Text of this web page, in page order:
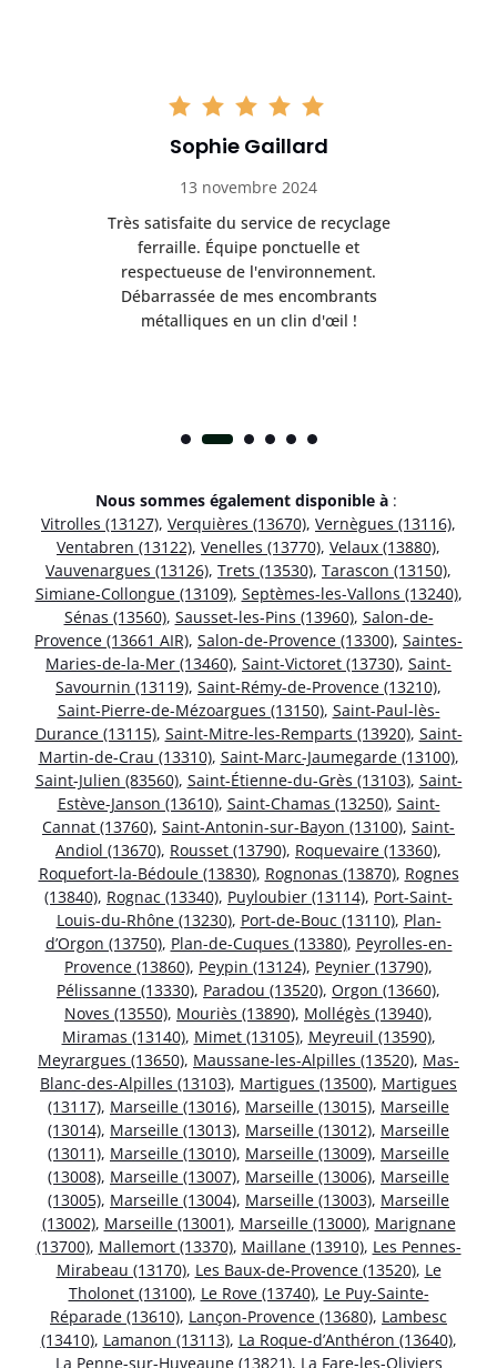
Sophie Gaillard
13 novembre 2024
Très satisfaite du service de recyclage
ferraille. Équipe ponctuelle et
respectueuse de l'environnement.
Débarrassée de mes encombrants
métalliques en un clin d'œil !
Nous sommes également disponible à :
Vitrolles (13127), Verquières (13670), Vernègues (13116),
Ventabren (13122), Venelles (13770), Velaux (13880),
Vauvenargues (13126), Trets (13530), Tarascon (13150),
Simiane-Collongue (13109), Septèmes-les-Vallons (13240),
Sénas (13560), Sausset-les-Pins (13960), Salon-de-
Provence (13661 AIR), Salon-de-Provence (13300), Saintes-
Maries-de-la-Mer (13460), Saint-Victoret (13730), Saint-
Savournin (13119), Saint-Rémy-de-Provence (13210),
Saint-Pierre-de-Mézoargues (13150), Saint-Paul-lès-
Durance (13115), Saint-Mitre-les-Remparts (13920), Saint-
Martin-de-Crau (13310), Saint-Marc-Jaumegarde (13100),
Saint-Julien (83560), Saint-Étienne-du-Grès (13103), Saint-
Estève-Janson (13610), Saint-Chamas (13250), Saint-
Cannat (13760), Saint-Antonin-sur-Bayon (13100), Saint-
Andiol (13670), Rousset (13790), Roquevaire (13360),
Roquefort-la-Bédoule (13830), Rognonas (13870), Rognes
(13840), Rognac (13340), Puyloubier (13114), Port-Saint-
Louis-du-Rhône (13230), Port-de-Bouc (13110), Plan-
d’Orgon (13750), Plan-de-Cuques (13380), Peyrolles-en-
Provence (13860), Peypin (13124), Peynier (13790),
Pélissanne (13330), Paradou (13520), Orgon (13660),
Noves (13550), Mouriès (13890), Mollégès (13940),
Miramas (13140), Mimet (13105), Meyreuil (13590),
Meyrargues (13650), Maussane-les-Alpilles (13520), Mas-
Blanc-des-Alpilles (13103), Martigues (13500), Martigues
(13117), Marseille (13016), Marseille (13015), Marseille
(13014), Marseille (13013), Marseille (13012), Marseille
(13011), Marseille (13010), Marseille (13009), Marseille
(13008), Marseille (13007), Marseille (13006), Marseille
(13005), Marseille (13004), Marseille (13003), Marseille
(13002), Marseille (13001), Marseille (13000), Marignane
(13700), Mallemort (13370), Maillane (13910), Les Pennes-
Mirabeau (13170), Les Baux-de-Provence (13520), Le
Tholonet (13100), Le Rove (13740), Le Puy-Sainte-
Réparade (13610), Lançon-Provence (13680), Lambesc
(13410), Lamanon (13113), La Roque-d’Anthéron (13640),
La Penne-sur-Huveaune (13821), La Fare-les-Oliviers